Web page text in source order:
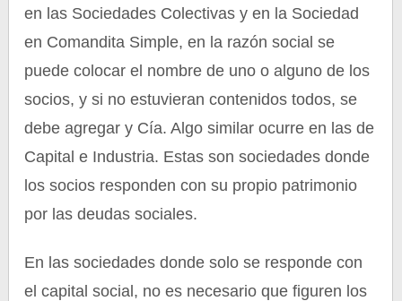
en las Sociedades Colectivas y en la Sociedad
en Comandita Simple, en la razón social se
puede colocar el nombre de uno o alguno de los
socios, y si no estuvieran contenidos todos, se
debe agregar y Cía. Algo similar ocurre en las de
Capital e Industria. Estas son sociedades donde
los socios responden con su propio patrimonio
por las deudas sociales.
En las sociedades donde solo se responde con
el capital social, no es necesario que figuren los